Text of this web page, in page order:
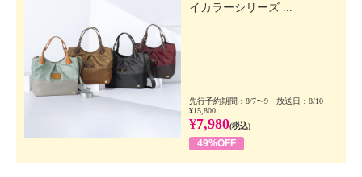
イカラーシリーズ ...
先行予約期間：8/7〜9 放送日：8/10
¥15,800
¥7,980(税込)
49%OFF